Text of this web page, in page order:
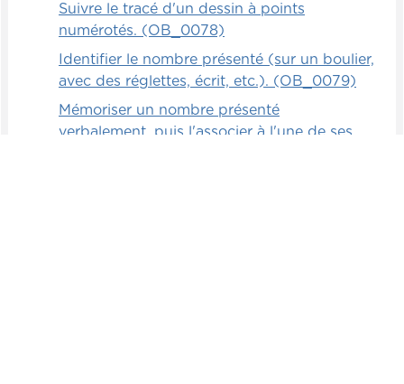
Suivre le tracé d'un dessin à points
numérotés. (OB_0078)
Identifier le nombre présenté (sur un boulier,
avec des réglettes, écrit, etc.). (OB_0079)
Mémoriser un nombre présenté
verbalement, puis l'associer à l'une de ses